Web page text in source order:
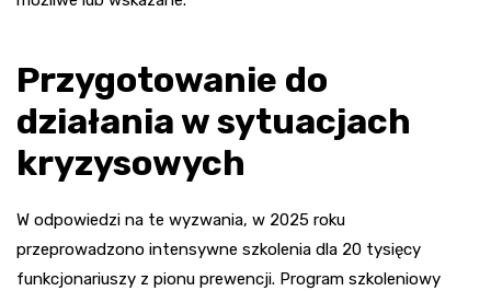
Przygotowanie do
działania w sytuacjach
kryzysowych
W odpowiedzi na te wyzwania, w 2025 roku
przeprowadzono intensywne szkolenia dla 20 tysięcy
funkcjonariuszy z pionu prewencji. Program szkoleniowy